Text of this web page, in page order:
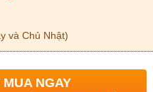
và Chủ Nhật)
NGAY